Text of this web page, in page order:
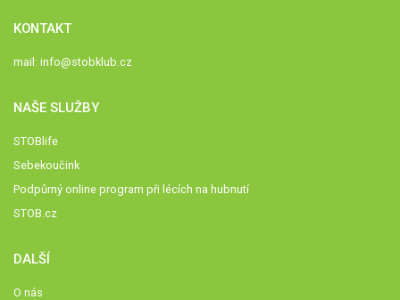
KONTAKT
mail: info@stobklub.cz
NAŠE SLUŽBY
STOBlife
Sebekoučink
Podpůrný online program při lécích na hubnutí
STOB.cz
DALŠÍ
O nás